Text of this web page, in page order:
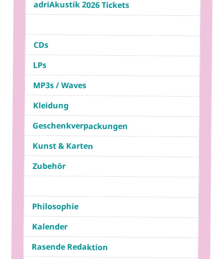
adriAkustik 2026 Tickets
CDs
LPs
MP3s / Waves
Kleidung
Geschenkverpackungen
Kunst & Karten
Zubehör
Philosophie
Kalender
Rasende Redaktion